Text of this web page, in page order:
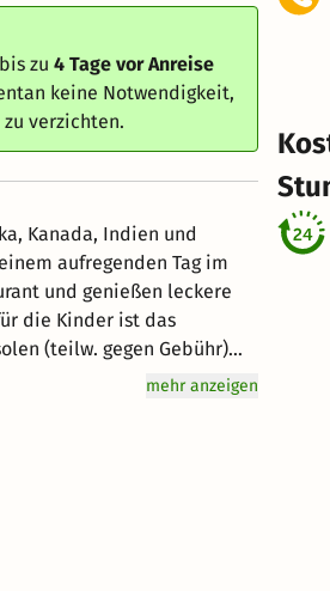
zu4 Tage vor Anreise
keine Notwendigkeit,
verzichten.
Kanada, Indien und
und genießen leckere
(teilw. gegen Gebühr)
begleichen (noch nicht im
mehr anzeigen